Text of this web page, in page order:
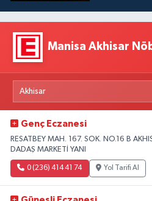
Manisa Akhisar
Genç Eczanesi
RESATBEY MAH. 167. SOK. NO.16 B
DADAŞ MARKETİ YANI
0 (236) 414 41 74 Yol Tarifi Al